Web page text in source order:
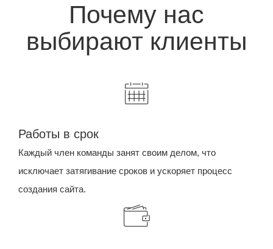
Почему нас
выбирают клиенты
Работы в срок
Каждый член команды занят своим делом, что
исключает затягивание сроков и ускоряет процесс
создания сайта.